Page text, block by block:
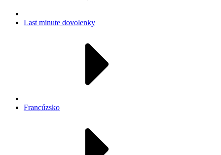
Last minute dovolenky
Francúzsko